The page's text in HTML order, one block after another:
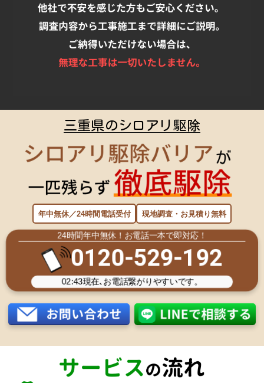
三重県のシロアリ駆除
年中無休／24時間電話受付 現地調査・お見積り無料
24時間年中無休！お電話一本で即対応！
0120-529-192
02:43現在､お電話繋がりやすいです。